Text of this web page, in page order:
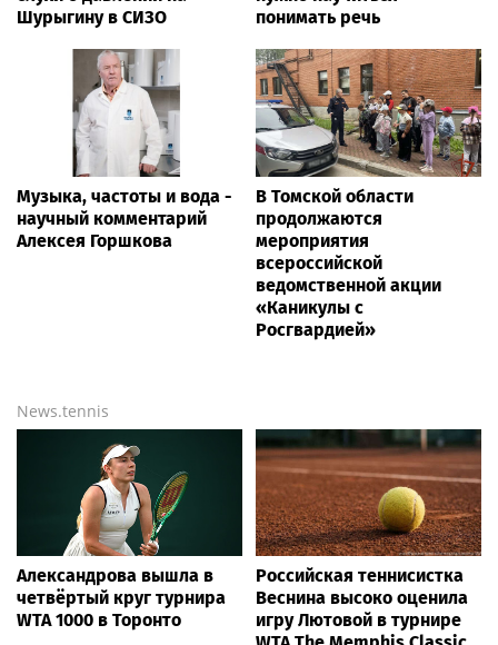
Гастроэнтеролог Садыков
объяснил, как сахар в
рационе ускоряет
изнашивание тканей
Гастроэнтеролог Садыков
объяснил, как сахар в
рационе ускоряет
изнашивание тканей
Полевой сезон все ближе
«Лето с Интеграцией»
продолжается в августе —
заключительный месяц
программы
Bigpot.news